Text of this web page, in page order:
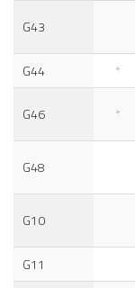
G43
G44 *
G46 *
G48
G10
G11